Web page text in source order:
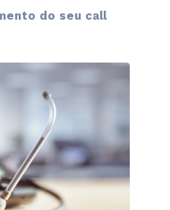
do seu call